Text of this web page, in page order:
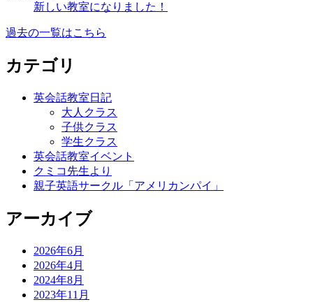
新しい教室になりました！
過去の一覧はこちら
カテゴリ
英会話教室日記
大人クラス
子供クラス
学生クラス
英会話教室イベント
クミコ先生より
親子英語サークル「アメリカンパイ」
アーカイブ
2026年6月
2026年4月
2024年8月
2023年11月